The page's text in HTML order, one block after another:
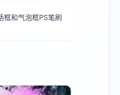
框和气泡框PS笔刷